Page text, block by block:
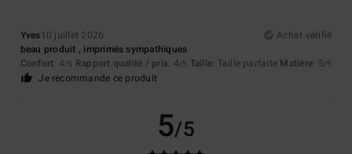
Yves10 juillet 2026
Achat vérifié
beau produit , imprimés sympathiques
Confort: 4/5 Rapport qualité / prix: 4/5 Taille: Taille parfaite Matière: 5/5
Je recommande ce produit
5/5